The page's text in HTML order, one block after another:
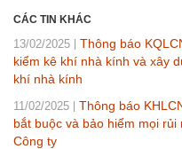
CÁC TIN KHÁC
13/02/2025
Thông báo
kiểm kê khí nhà kính và xây
khí nhà kính
11/02/2025
Thông báo
bắt buộc và bảo hiểm mọi
Công ty